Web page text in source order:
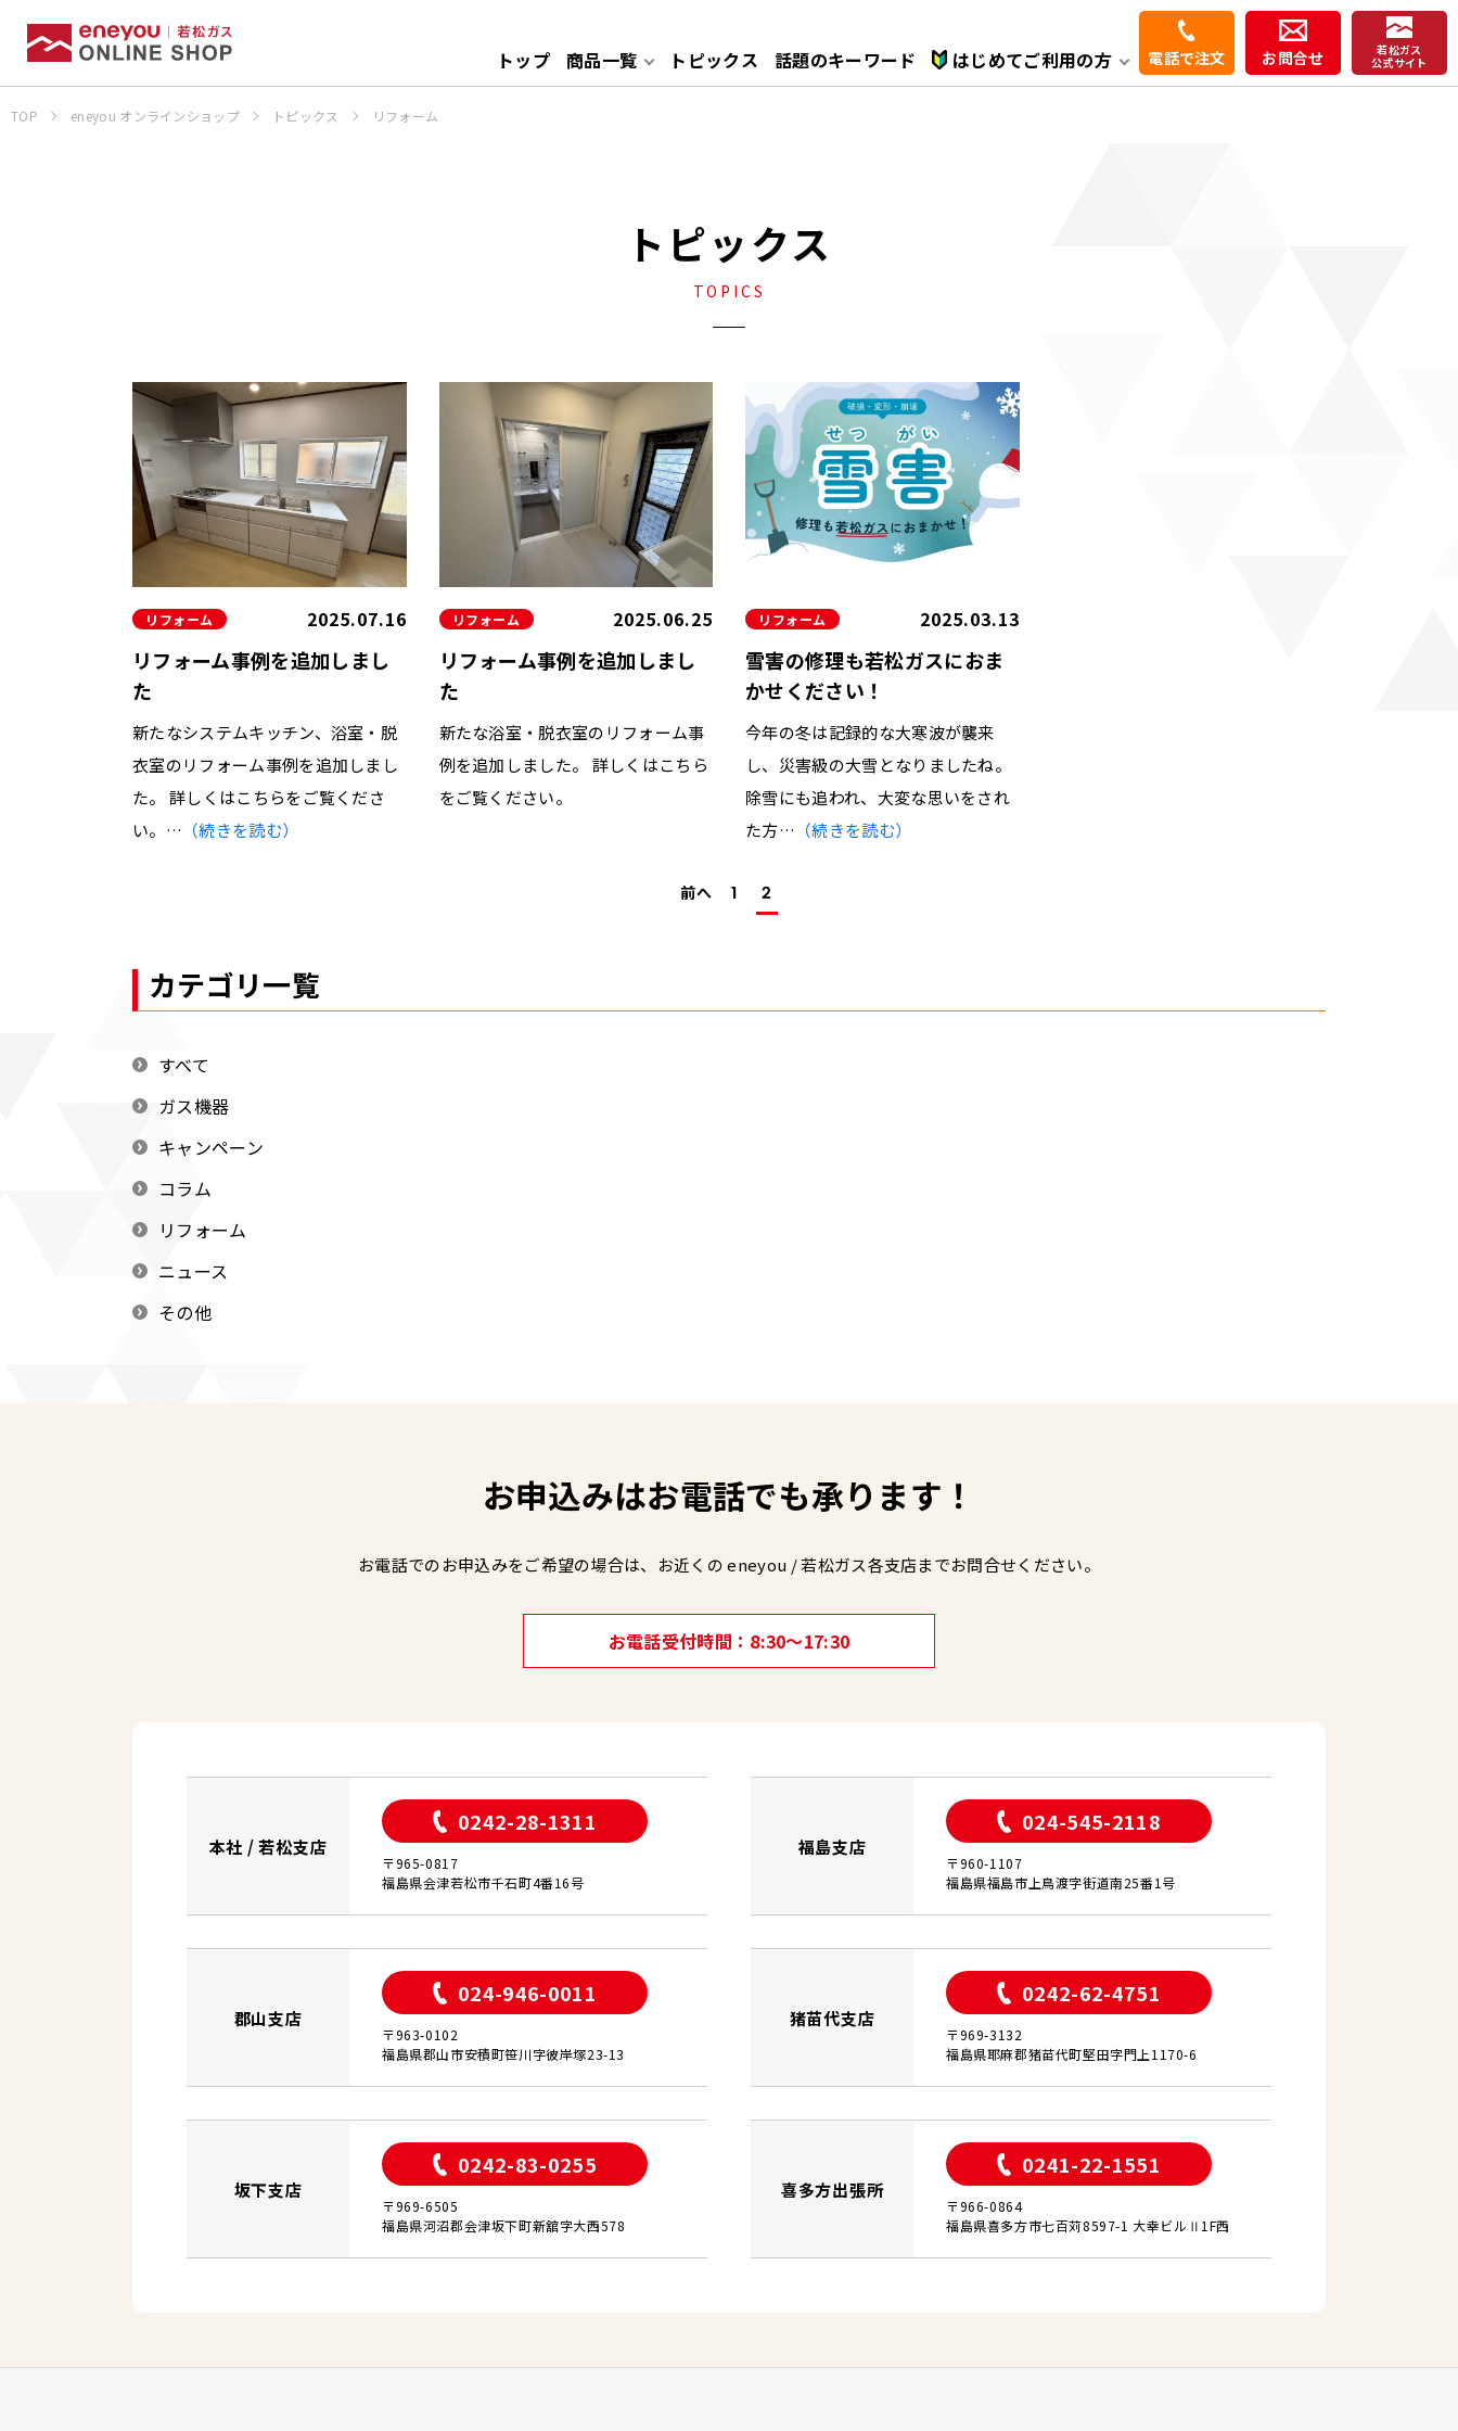
トップ 商品一覧
ガス衣類乾燥機
生活家電 キッチン トイレ
システムバス 水栓 その他
トピックス 話題のキーワード はじめてご利用の方 電話で注文 お問合せ
若松ガス
公式サイト
TOP eneyou オンラインショップ トピックス リフォーム
トピックス
TOPICS
リフォーム事例を追加しまし
た
リフォーム 2025.07.16
新たなシステムキッチン、浴室・脱
衣室のリフォーム事例を追加しまし
た。 詳しくはこちらをご覧くださ
い。… （続きを読む）
リフォーム事例を追加しまし
た
リフォーム 2025.06.25
新たな浴室・脱衣室のリフォーム事
例を追加しました。 詳しくはこちら
をご覧ください。
雪害の修理も若松ガスにおま
かせください！
リフォーム 2025.03.13
今年の冬は記録的な大寒波が襲来
し、災害級の大雪となりましたね。
除雪にも追われ、大変な思いをされ
た方… （続きを読む）
前へ 1 2
カテゴリ一覧
すべて
ガス機器
キャンペーン
コラム
リフォーム
ニュース
その他
お申込みはお電話でも承ります！
お電話でのお申込みをご希望の場合は、 お近くの eneyou / 若松ガス各支店までお問合せください。
お電話受付時間 8:30～17:30
本社 / 若松支店
0242-28-1311
〒965-0817
福島県会津若松市千石町4番16号
福島支店
024-545-2118
〒960-1107
福島県福島市上鳥渡字街道南25番1号
郡山支店
024-946-0011
〒963-0102
福島県郡山市安積町笹川字彼岸塚23-13
猪苗代支店
0242-62-4751
〒969-3132
福島県耶麻郡猪苗代町堅田字門上1170-6
坂下支店
0242-83-0255
〒969-6505
福島県河沼郡会津坂下町新舘字大西578
喜多方出張所
0241-22-1551
〒966-0864
福島県喜多方市七百苅8597-1 大幸ビルⅡ1F西